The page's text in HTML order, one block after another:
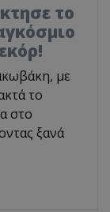
το
με
το
στο
ξανά